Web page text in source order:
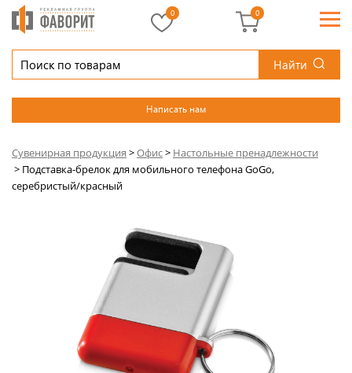
Найти
Написать нам
0 0
Сувенирная продукция >Офис> Настольные пренадлежности
> Подставка-брелок для мобильного телефона GoGo,
серебристый/красный